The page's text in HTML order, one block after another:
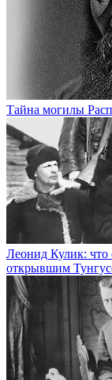
Тайна могилы
Леонид Кулик: что
открывшим